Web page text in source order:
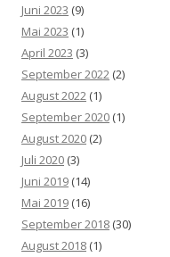
Juni 2023 (9)
Mai 2023 (1)
April 2023 (3)
September 2022 (2)
August 2022 (1)
September 2020 (1)
August 2020 (2)
Juli 2020 (3)
Juni 2019 (14)
Mai 2019 (16)
September 2018 (30)
August 2018 (1)